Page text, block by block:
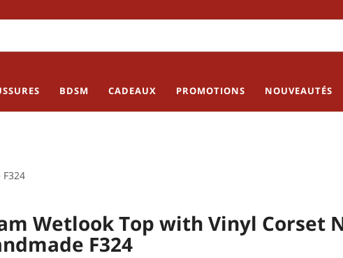
BDSM CADEAUX PROMOTIONS NOUVEAUTÉS
Wetlook Top with Vinyl Corset
F324